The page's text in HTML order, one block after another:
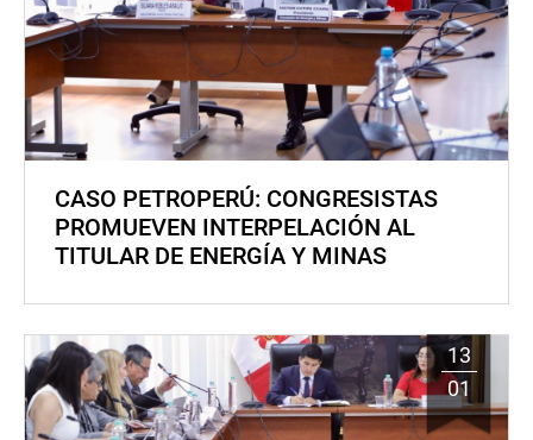
CASO PETROPERÚ: CONGRESISTAS
PROMUEVEN INTERPELACIÓN AL
TITULAR DE ENERGÍA Y MINAS
13
01